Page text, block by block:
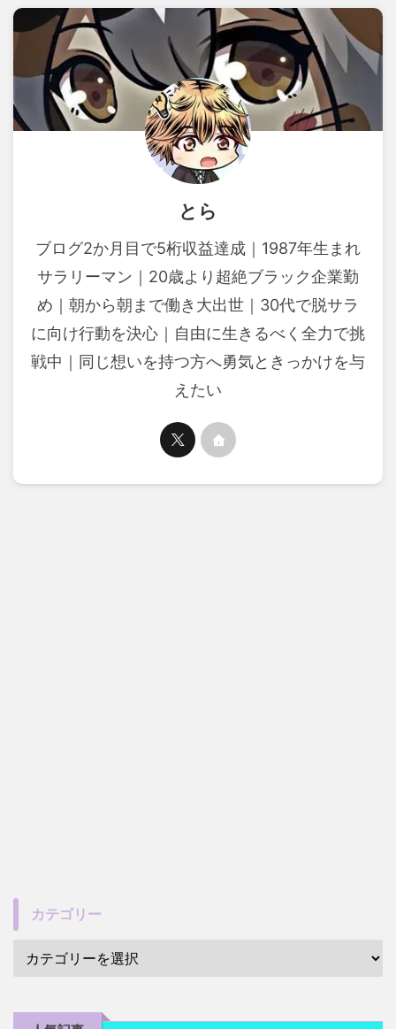
とら
ブログ2か月目で5桁収益達成｜1987年生まれ
サラリーマン｜20歳より超絶ブラック企業勤
め｜朝から朝まで働き大出世｜30代で脱サラ
に向け行動を決心｜自由に生きるべく全力で挑
戦中｜同じ想いを持つ方へ勇気ときっかけを与
えたい
カテゴリー